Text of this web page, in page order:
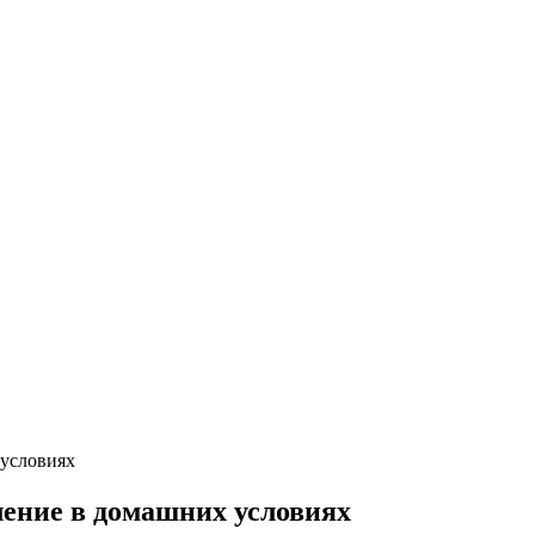
в домашних условиях